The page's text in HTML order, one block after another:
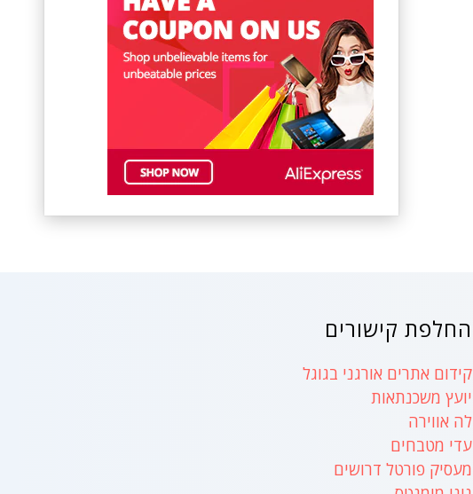
החלפת קישורים
קידום אתרים אורגני בגוגל
יועץ משכנתאות
לה אווירה
עדי מטבחים
מעסיק פורטל דרושים